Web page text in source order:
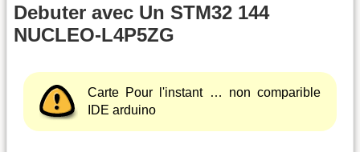
Debuter avec Un STM32 144
NUCLEO-L4P5ZG
Carte Pour l'instant … non comparible
IDE arduino